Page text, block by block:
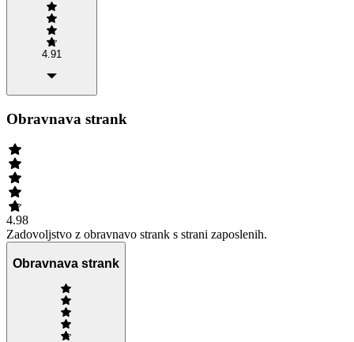
4.91
Obravnava strank
4.98
Zadovoljstvo z obravnavo strank s strani zaposlenih.
Obravnava strank